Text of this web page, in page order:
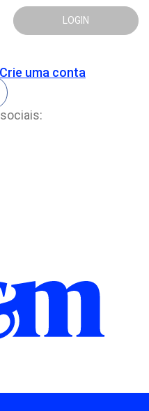
LOGIN
Crie uma conta